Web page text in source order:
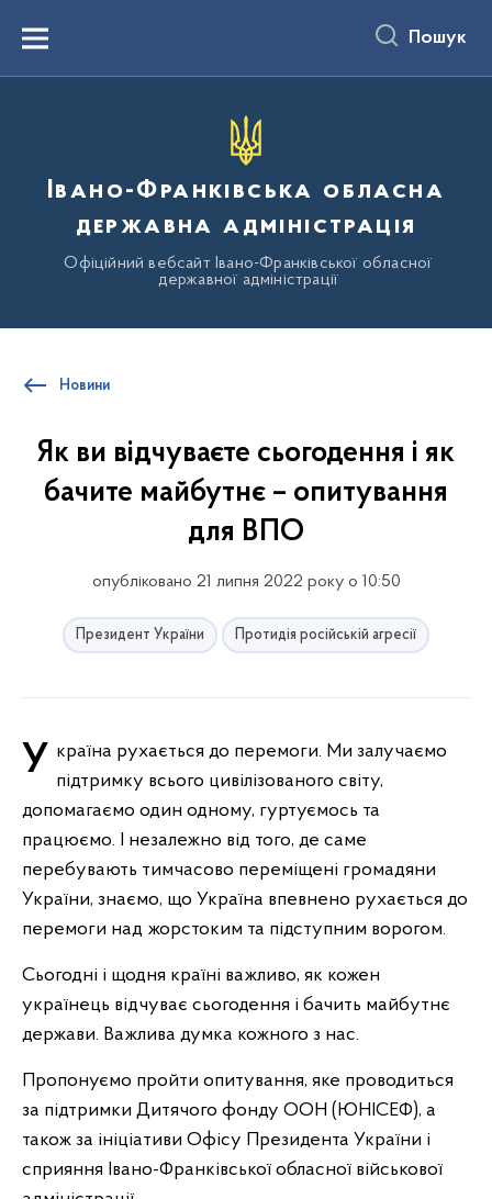
вмістуMenu Пошук
Івано-Франківська обласна
державна адміністрація
Офіційний вебсайт Івано-Франківської обласної
державної адміністрації
Новини
Як ви відчуваєте сьогодення і як
бачите майбутнє – опитування
для ВПО
опубліковано 21 липня 2022 року о 10:50
Президент України Протидія російській агресії
Україна рухається до перемоги. Ми залучаємо підтримку всього цивілізованого світу,
допомагаємо один одному, гуртуємось та
працюємо. І незалежно від того, де саме
перебувають тимчасово переміщені громадяни
України, знаємо, що Україна впевнено рухається до
перемоги над жорстоким та підступним ворогом.
Сьогодні і щодня країні важливо, як кожен
українець відчуває сьогодення і бачить майбутнє
держави. Важлива думка кожного з нас.
Пропонуємо пройти опитування, яке проводиться
за підтримки Дитячого фонду ООН (ЮНІСЕФ), а
також за ініціативи Офісу Президента України і
сприяння Івано-Франківської обласної військової